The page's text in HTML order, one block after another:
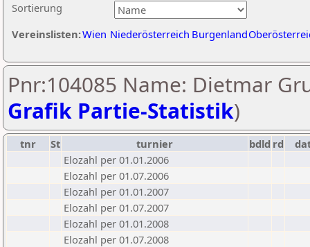
Sortierung
Vereinslisten:Wien Niederösterreich Burgenland
Pnr:104085 Name: Dietmar
Grafik Partie-Statistik)
tnr St turnier bdld rd
Elozahl per 01.01.2006
Elozahl per 01.07.2006
Elozahl per 01.01.2007
Elozahl per 01.07.2007
Elozahl per 01.01.2008
Elozahl per 01.07.2008